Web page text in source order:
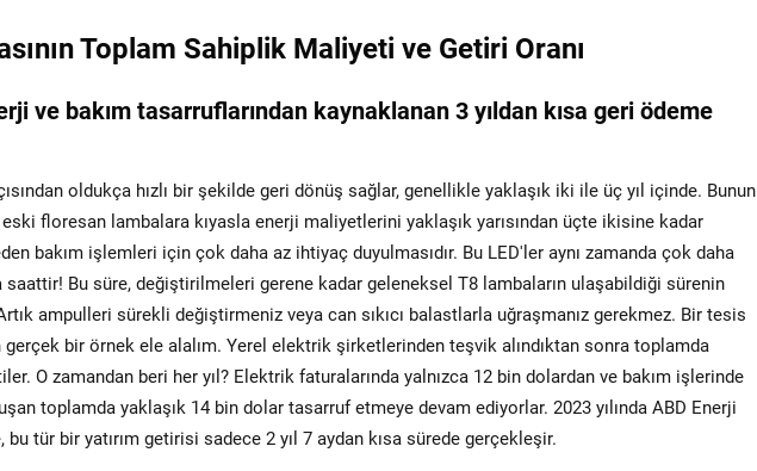
Toplam Sahiplik Maliyeti ve Getiri Oranı
ve bakım tasarruflarından kaynaklanan 3 yıldan kısa geri ödeme
oldukça hızlı bir şekilde geri dönüş sağlar, genellikle yaklaşık iki ile üç yıl içinde. Bunun
floresan lambalara kıyasla enerji maliyetlerini yaklaşık yarısından üçte ikisine kadar
bakım işlemleri için çok daha az ihtiyaç duyulmasıdır. Bu LED'ler aynı zamanda çok daha
saattir! Bu süre, değiştirilmeleri gerene kadar geleneksel T8 lambaların ulaşabildiği sürenin
ampulleri sürekli değiştirmeniz veya can sıkıcı balastlarla uğraşmanız gerekmez. Bir tesis
bir örnek ele alalım. Yerel elektrik şirketlerinden teşvik alındıktan sonra toplamda
O zamandan beri her yıl? Elektrik faturalarında yalnızca 12 bin dolardan ve bakım işlerinde
toplamda yaklaşık 14 bin dolar tasarruf etmeye devam ediyorlar. 2023 yılında ABD Enerji
bu tür bir yatırım getirisi sadece 2 yıl 7 aydan kısa sürede gerçekleşir.